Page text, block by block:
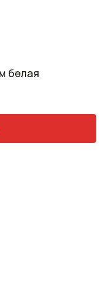
белая